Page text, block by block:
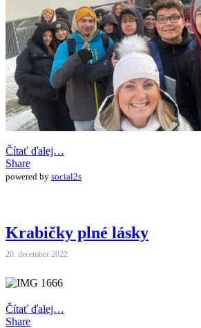
Čítať ďalej…
Share
powered by social2s
Krabičky plné lásky
20. december 2022
Čítať ďalej…
Share